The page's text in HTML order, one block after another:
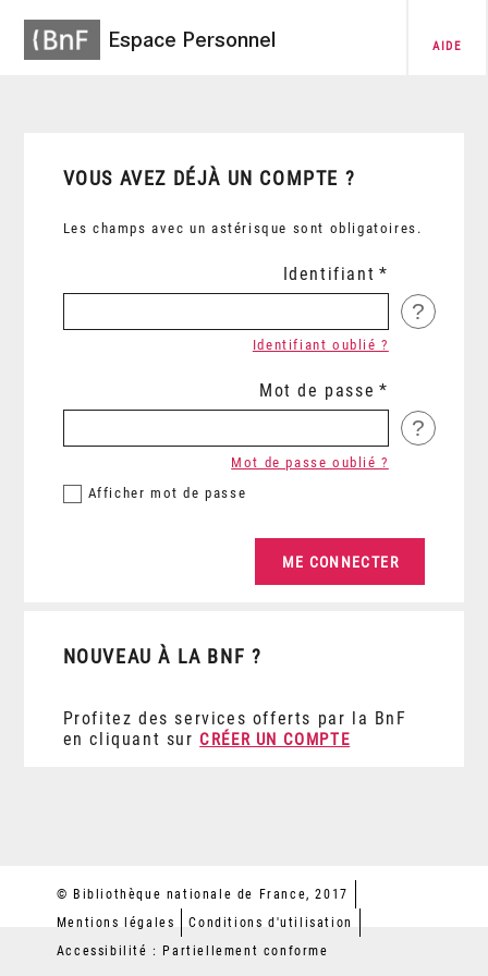
Espace Personnel AIDE
VOUS AVEZ DÉJÀ UN COMPTE ?
Les champs avec un astérisque sont obligatoires.
Identifiant
?
Identifiant oublié ?
Mot de passe
?
Afficher mot de passe
Mot de passe oublié ?
NOUVEAU À LA BNF ?
Profitez des services offerts par la BnF
en cliquant sur CRÉER UN COMPTE
© Bibliothèque nationale de France, 2017
Mentions légales
Conditions d'utilisation
Accessibilité : Partiellement conforme